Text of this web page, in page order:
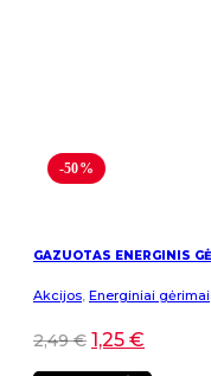
-50%
GAZUOTAS ENERGINIS
Akcijos, Energiniai gėrimai
2,49€ 1,25 €